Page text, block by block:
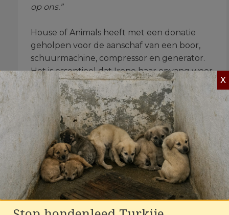
op ons.”
House of Animals heeft met een donatie
geholpen voor de aanschaf van een boor,
schuurmachine, compressor en generator.
Het is essentieel dat Irene haar opvang weer
kan opbouwen en haar dieren een veilig
onderkomen hebben.
Lees meer ›
Jij kunt ook
helpen!
X